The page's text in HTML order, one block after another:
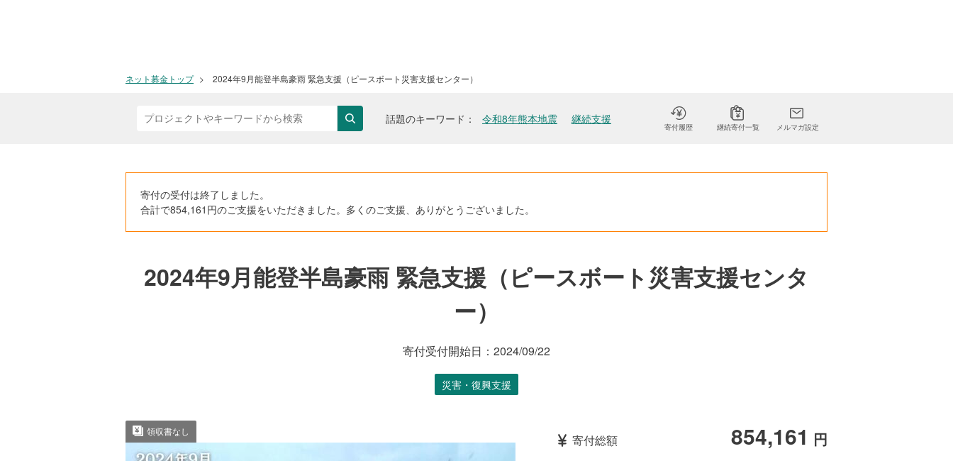
ネット募金トップ 2024年9月能登半島豪雨 緊急支援（ピースボート災害支援センター）
検索 話題のキーワード 令和8年熊本地震 継続支援
寄付履歴 継続寄付一覧 メルマガ設定
寄付の受付は終了しました。
合計で854,161円のご支援をいただきました。多くのご支援、ありがとうございました。
2024年9月能登半島豪雨 緊急支援（ピースボート災害支援センタ
ー）
寄付受付開始日： 2024/09/22
災害・復興支援
領収書なし
寄付総額 854,161 円